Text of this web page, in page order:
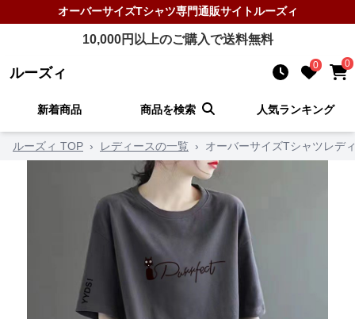
オーバーサイズTシャツ専門通販サイトルーズィ
10,000円以上のご購入で送料無料
ルーズィ 0 0
新着商品 商品を検索 人気ランキング
ルーズィ TOP › レディースの一覧 › オーバーサイズTシャツレデ